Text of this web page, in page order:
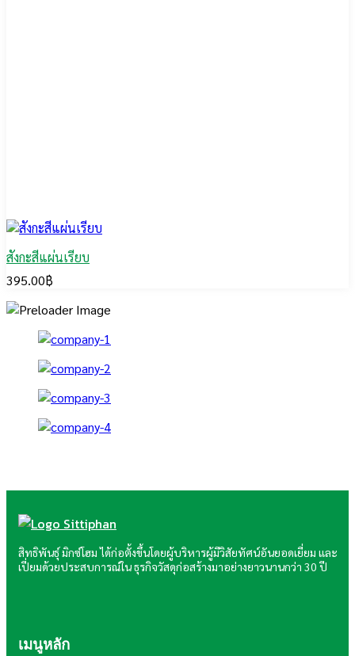
สังกะสีแผ่นเรียบ
395.00฿
สิทธิพันธุ์ มิกซ์โฮม ได้ก่อตั้งขึ้นโดยผู้บริหารผู้มีวิสัยทัศน์อันยอดเยี่ยม และ
เปี่ยมด้วยประสบการณ์ใน ธุรกิจวัสดุก่อสร้างมาอย่างยาวนานกว่า 30 ปี
เมนูหลัก